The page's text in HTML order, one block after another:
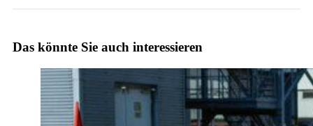
Das könnte Sie auch interessieren